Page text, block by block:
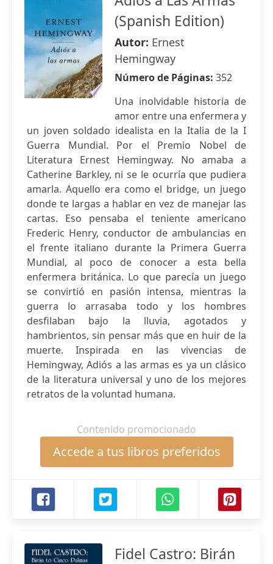
(Spanish Edition)
Autor: Ernest
Hemingway
Número de Páginas: 352
Una inolvidable historia de
amor entre una enfermera y
un joven soldado idealista en la Italia de la I
Guerra Mundial. Por el Premio Nobel de
Literatura Ernest Hemingway. No amaba a
Catherine Barkley, ni se le ocurría que pudiera
amarla. Aquello era como el bridge, un juego
donde te largas a hablar en vez de manejar las
cartas. Eso pensaba el teniente americano
Frederic Henry, conductor de ambulancias en
el frente italiano durante la Primera Guerra
Mundial, al poco de conocer a esta bella
enfermera británica. Lo que parecía un juego
se convirtió en pasión intensa, mientras la
guerra lo arrasaba todo y los hombres
desfilaban bajo la lluvia, agotados y
hambrientos, sin pensar más que en huir de la
muerte. Inspirada en las vivencias de
Hemingway, Adiós a las armas es ya un clásico
de la literatura universal y uno de los mejores
retratos de la voluntad humana.
Contenido promocionado
Accede a tus libros preferidos
Fidel Castro: Birán